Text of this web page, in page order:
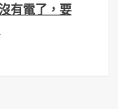
有電了，要